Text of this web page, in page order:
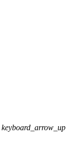
keyboard_arrow_up